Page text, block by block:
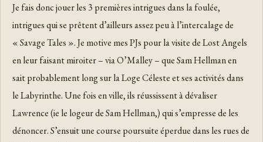
Je fais donc jouer les 3 premières intrigues dans la foulée,
intrigues qui se prêtent d’ailleurs assez peu à l’intercalage de
« Savage Tales ». Je motive mes PJs pour la visite de Lost Angels
en leur faisant miroiter – via O’Malley – que Sam Hellman en
sait probablement long sur la Loge Céleste et ses activités dans
le Labyrinthe. Une fois en ville, ils réussissent à dévaliser
Lawrence (ie le logeur de Sam Hellman,) qui s’empresse de les
dénoncer. S’ensuit une course poursuite éperdue dans les rues de